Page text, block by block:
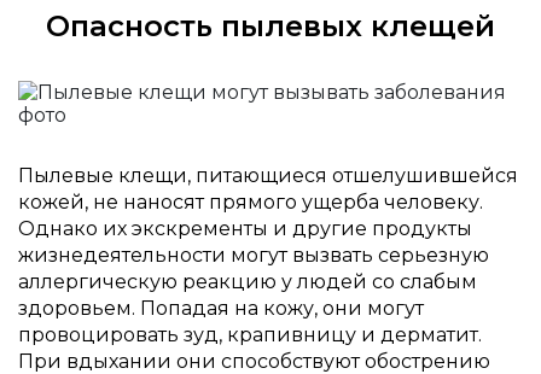
Опасность пылевых клещей
Пылевые клещи, питающиеся отшелушившейся
кожей, не наносят прямого ущерба человеку.
Однако их экскременты и другие продукты
жизнедеятельности могут вызвать серьезную
аллергическую реакцию у людей со слабым
здоровьем. Попадая на кожу, они могут
провоцировать зуд, крапивницу и дерматит.
При вдыхании они способствуют обострению